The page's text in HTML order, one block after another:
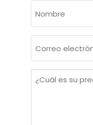
(OBLIGATORIO)
Nombre
electrónico
¿Cuál